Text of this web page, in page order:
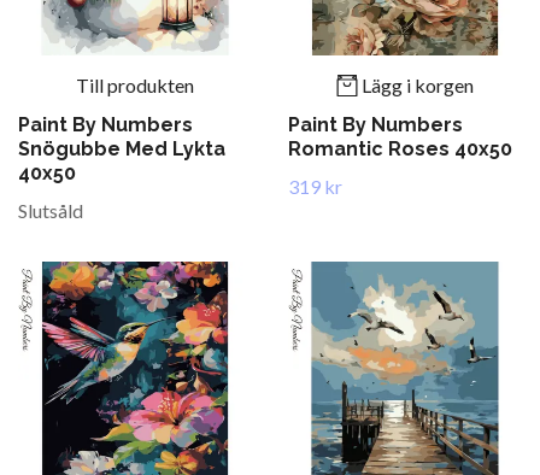
Till produkten
Paint By Numbers
Snögubbe Med Lykta
40x50
Slutsåld
Lägg i korgen
Paint By Numbers
Romantic Roses 40x50
319 kr